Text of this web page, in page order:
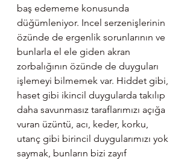
baş edememe konusunda
düğümleniyor. Incel serzenişlerinin
özünde de ergenlik sorunlarının ve
bunlarla el ele giden akran
zorbalığının özünde de duyguları
işlemeyi bilmemek var. Hiddet gibi,
haset gibi ikincil duygularda takılıp
daha savunmasız taraflarımızı açığa
vuran üzüntü, acı, keder, korku,
utanç gibi birincil duygularımızı yok
saymak, bunların bizi zayıf